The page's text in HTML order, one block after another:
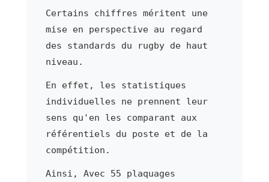
Certains chiffres méritent une
mise en perspective au regard
des standards du rugby de haut
niveau.
En effet, les statistiques
individuelles ne prennent leur
sens qu'en les comparant aux
référentiels du poste et de la
compétition.
Ainsi, Avec 55 plaquages